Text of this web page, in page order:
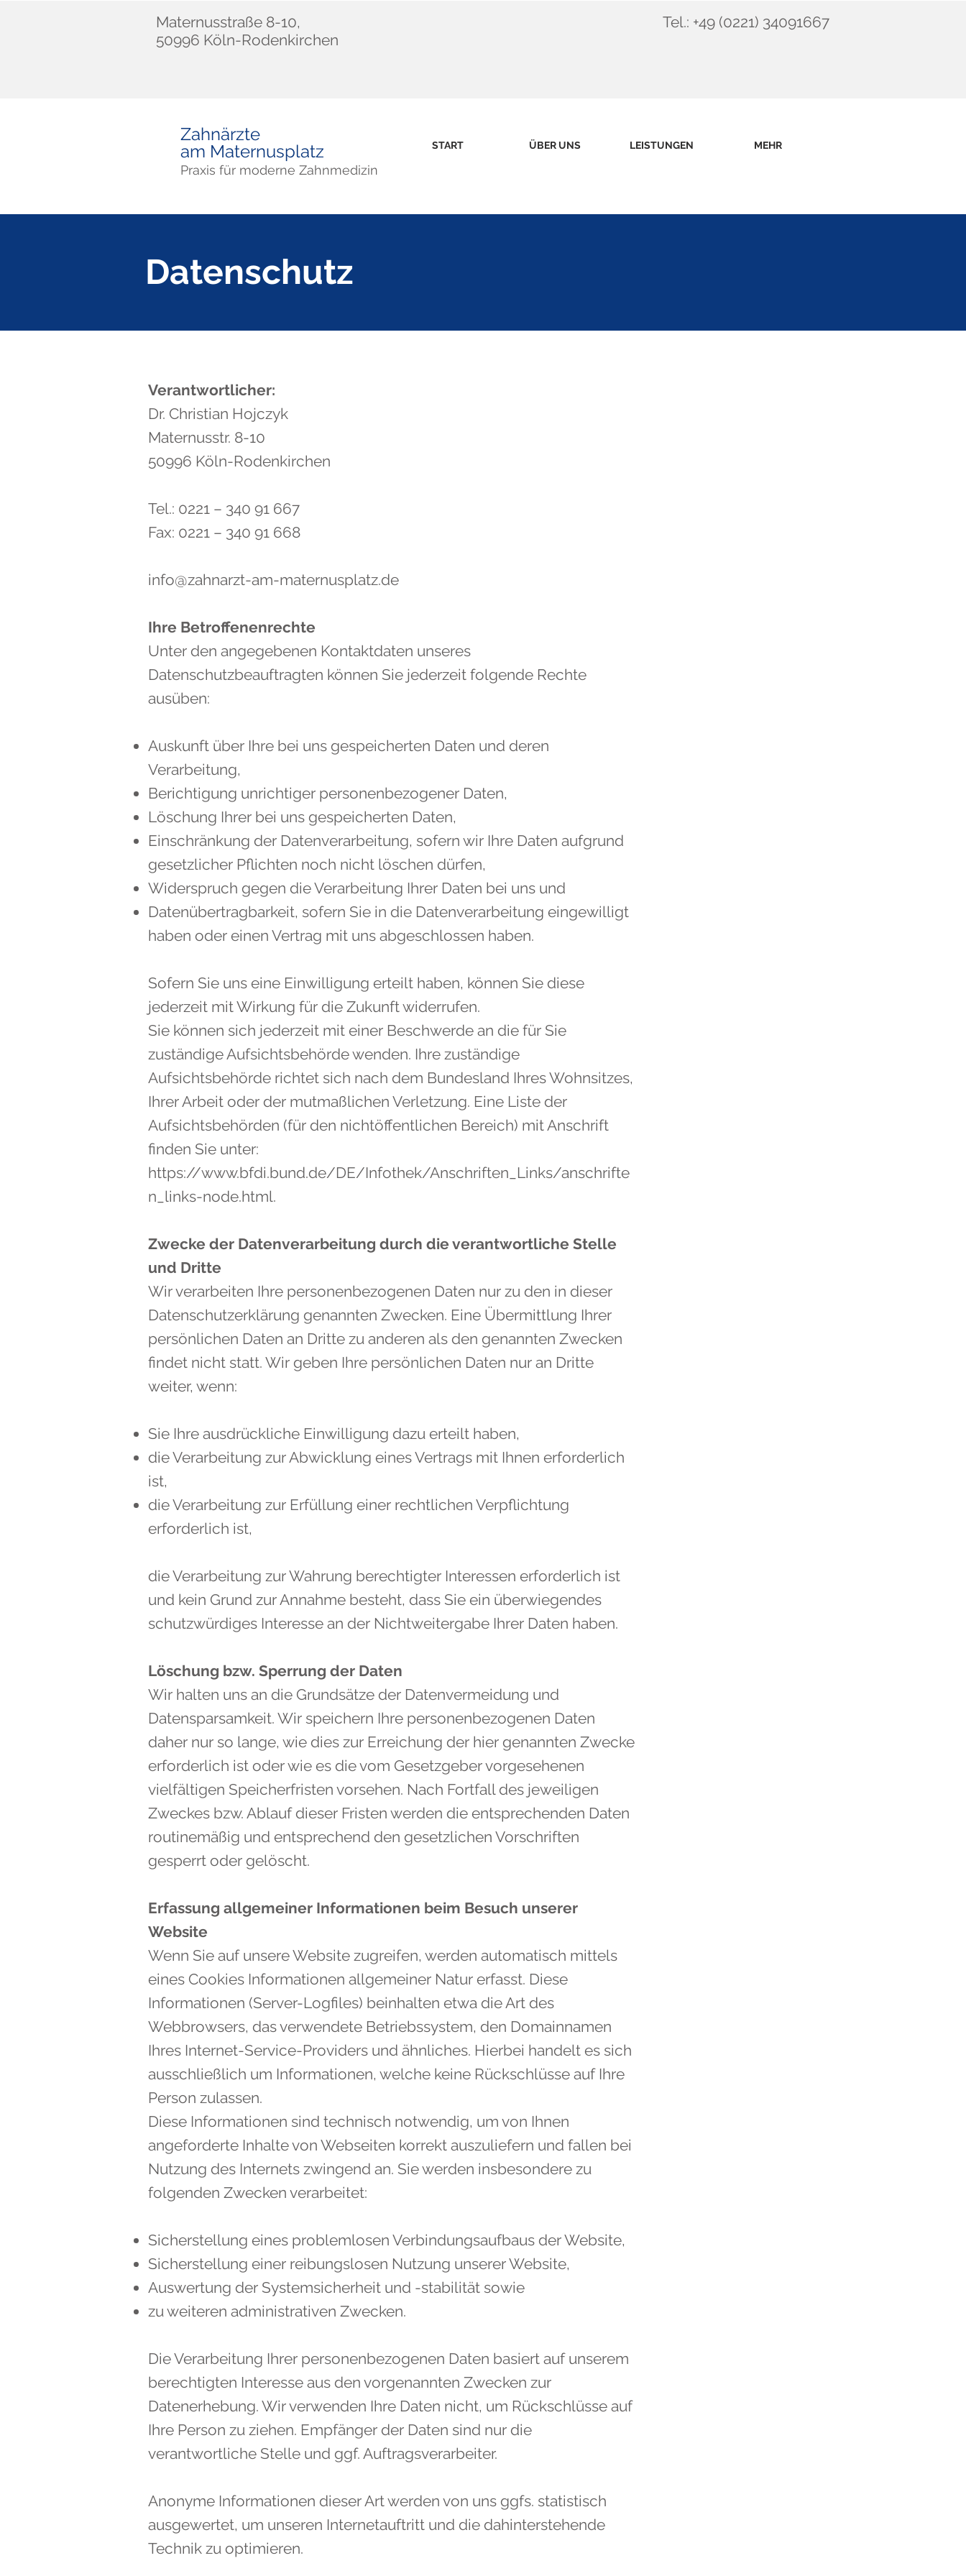
Maternusstraße 8-10,
50996 Köln-Rodenkirchen
Tel.: +49 (0221) 34091667
Zahnärzte
am Maternusplatz
START ÜBER UNS LEISTUNGEN MEHR
Praxis für moderne Zahnmedizin
Datenschutz
Verantwortlicher:
Dr. Christian Hojczyk
Maternusstr. 8-10
50996 Köln-Rodenkirchen
Tel.: 0221 – 340 91 667
Fax: 0221 – 340 91 668
info@zahnarzt-am-maternusplatz.de
Ihre Betroffenenrechte
Unter den angegebenen Kontaktdaten unseres
Datenschutzbeauftragten können Sie jederzeit folgende Rechte
ausüben:
Auskunft über Ihre bei uns gespeicherten Daten und deren
Verarbeitung,
Berichtigung unrichtiger personenbezogener Daten,
Löschung Ihrer bei uns gespeicherten Daten,
Einschränkung der Datenverarbeitung, sofern wir Ihre Daten aufgrund
gesetzlicher Pflichten noch nicht löschen dürfen,
Widerspruch gegen die Verarbeitung Ihrer Daten bei uns und
Datenübertragbarkeit, sofern Sie in die Datenverarbeitung eingewilligt
haben oder einen Vertrag mit uns abgeschlossen haben.
Sofern Sie uns eine Einwilligung erteilt haben, können Sie diese
jederzeit mit Wirkung für die Zukunft widerrufen.
Sie können sich jederzeit mit einer Beschwerde an die für Sie
zuständige Aufsichtsbehörde wenden. Ihre zuständige
Aufsichtsbehörde richtet sich nach dem Bundesland Ihres Wohnsitzes,
Ihrer Arbeit oder der mutmaßlichen Verletzung. Eine Liste der
Aufsichtsbehörden (für den nichtöffentlichen Bereich) mit Anschrift
finden Sie unter:
https://www.bfdi.bund.de/DE/Infothek/Anschriften_Links/anschrifte
n_links-node.html.
Zwecke der Datenverarbeitung durch die verantwortliche Stelle
und Dritte
Wir verarbeiten Ihre personenbezogenen Daten nur zu den in dieser
Datenschutzerklärung genannten Zwecken. Eine Übermittlung Ihrer
persönlichen Daten an Dritte zu anderen als den genannten Zwecken
findet nicht statt. Wir geben Ihre persönlichen Daten nur an Dritte
weiter, wenn:
Sie Ihre ausdrückliche Einwilligung dazu erteilt haben,
die Verarbeitung zur Abwicklung eines Vertrags mit Ihnen erforderlich
ist,
die Verarbeitung zur Erfüllung einer rechtlichen Verpflichtung
erforderlich ist,
die Verarbeitung zur Wahrung berechtigter Interessen erforderlich ist
und kein Grund zur Annahme besteht, dass Sie ein überwiegendes
schutzwürdiges Interesse an der Nichtweitergabe Ihrer Daten haben.
Löschung bzw. Sperrung der Daten
Wir halten uns an die Grundsätze der Datenvermeidung und
Datensparsamkeit. Wir speichern Ihre personenbezogenen Daten
daher nur so lange, wie dies zur Erreichung der hier genannten Zwecke
erforderlich ist oder wie es die vom Gesetzgeber vorgesehenen
vielfältigen Speicherfristen vorsehen. Nach Fortfall des jeweiligen
Zweckes bzw. Ablauf dieser Fristen werden die entsprechenden Daten
routinemäßig und entsprechend den gesetzlichen Vorschriften
gesperrt oder gelöscht.
Erfassung allgemeiner Informationen beim Besuch unserer
Website
Wenn Sie auf unsere Website zugreifen, werden automatisch mittels
eines Cookies Informationen allgemeiner Natur erfasst. Diese
Informationen (Server-Logfiles) beinhalten etwa die Art des
Webbrowsers, das verwendete Betriebssystem, den Domainnamen
Ihres Internet-Service-Providers und ähnliches. Hierbei handelt es sich
ausschließlich um Informationen, welche keine Rückschlüsse auf Ihre
Person zulassen.
Diese Informationen sind technisch notwendig, um von Ihnen
angeforderte Inhalte von Webseiten korrekt auszuliefern und fallen bei
Nutzung des Internets zwingend an. Sie werden insbesondere zu
folgenden Zwecken verarbeitet:
Sicherstellung eines problemlosen Verbindungsaufbaus der Website,
Sicherstellung einer reibungslosen Nutzung unserer Website,
Auswertung der Systemsicherheit und -stabilität sowie
zu weiteren administrativen Zwecken.
Die Verarbeitung Ihrer personenbezogenen Daten basiert auf unserem
berechtigten Interesse aus den vorgenannten Zwecken zur
Datenerhebung. Wir verwenden Ihre Daten nicht, um Rückschlüsse auf
Ihre Person zu ziehen. Empfänger der Daten sind nur die
verantwortliche Stelle und ggf. Auftragsverarbeiter.
Anonyme Informationen dieser Art werden von uns ggfs. statistisch
ausgewertet, um unseren Internetauftritt und die dahinterstehende
Technik zu optimieren.